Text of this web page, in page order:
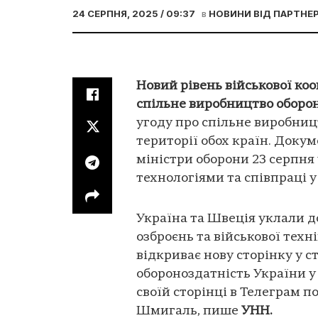
24 СЕРПНЯ, 2025 / 09:37 в НОВИНИ ВІД
Новий рівень військової
спільне виробництво
угоду про спільне
території обох країн.
міністри оборони 23
технологіями та співпраці у
Україна та Швеція уклали
озброєнь та військової
відкриває нову сторінку у
обороноздатність України
своїй сторінці в Телеграм
Шмигаль, пише УНН.